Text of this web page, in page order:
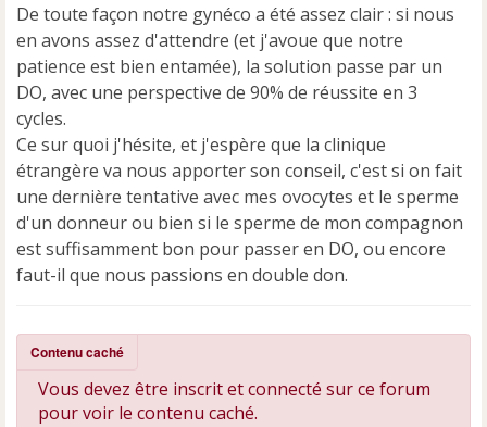
a
g
e
n
o
n
l
u
De toute façon notre gynéco a été assez clair : si nous
en avons assez d'attendre (et j'avoue que notre
patience est bien entamée), la solution passe par un
DO, avec une perspective de 90% de réussite en 3
cycles.
Ce sur quoi j'hésite, et j'espère que la clinique
étrangère va nous apporter son conseil, c'est si on fait
une dernière tentative avec mes ovocytes et le sperme
d'un donneur ou bien si le sperme de mon compagnon
est suffisamment bon pour passer en DO, ou encore
faut-il que nous passions en double don.
Contenu caché
Vous devez être inscrit et connecté sur ce forum
pour voir le contenu caché.